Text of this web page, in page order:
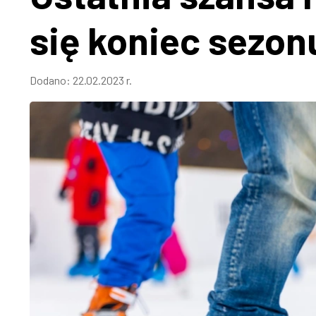
się koniec
Dodano: 22.02.2023 r.